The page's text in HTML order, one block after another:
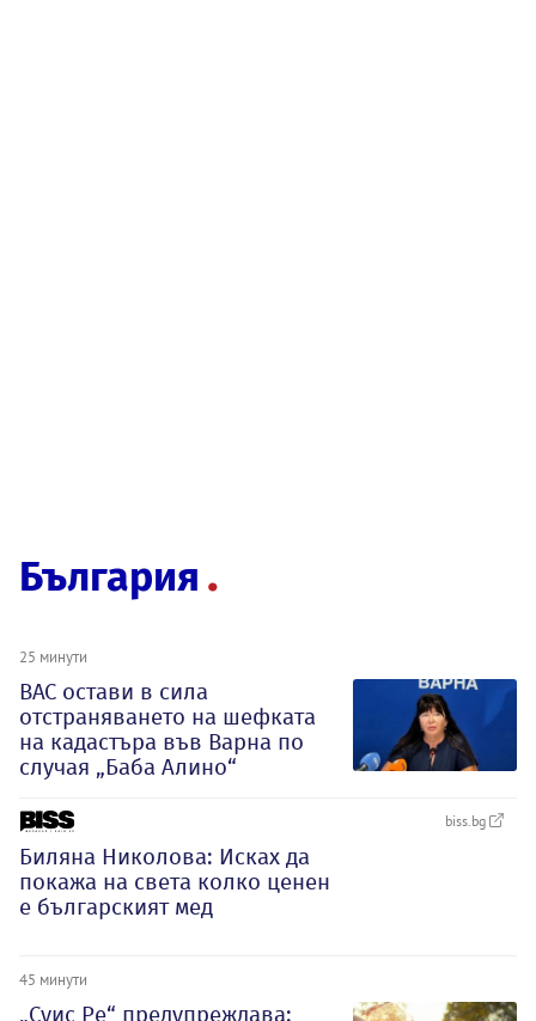
България
25 минути
ВАС остави в сила
отстраняването на шефката
на кадастъра във Варна по
случая „Баба Алино“
biss.bg
Биляна Николова: Исках да
покажа на света колко ценен
е българският мед
45 минути
„Суис Ре“ предупреждава: